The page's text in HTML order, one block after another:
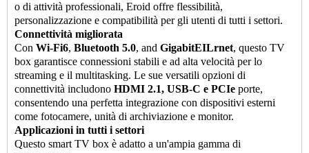
o di attività professionali, Eroid offre flessibilità,
personalizzazione e compatibilità per gli utenti di tutti i settori.
Connettività migliorata
Con Wi-Fi6, Bluetooth 5.0, and GigabitEILrnet, questo TV
box garantisce connessioni stabili e ad alta velocità per lo
streaming e il multitasking. Le sue versatili opzioni di
connettività includono HDMI 2.1, USB-C e PCIe porte,
consentendo una perfetta integrazione con dispositivi esterni
come fotocamere, unità di archiviazione e monitor.
Applicazioni in tutti i settori
Questo smart TV box è adatto a un'ampia gamma di